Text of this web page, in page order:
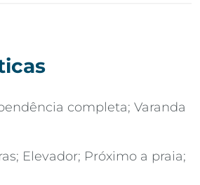
completa; Varanda
Elevador; Próximo a praia;